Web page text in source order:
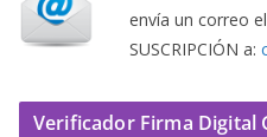
envía un correo
SUSCRIPCIÓN a:
Verificador Firma Digital